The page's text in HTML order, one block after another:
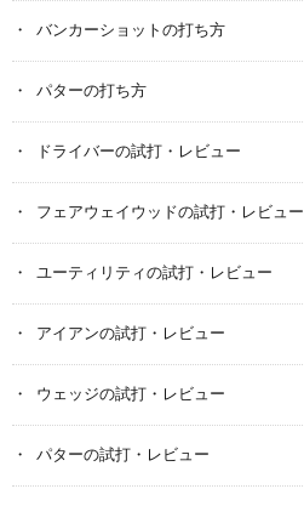
バンカーショットの打ち方
パターの打ち方
ドライバーの試打・レビュー
フェアウェイウッドの試打・レビュー
ユーティリティの試打・レビュー
アイアンの試打・レビュー
ウェッジの試打・レビュー
パターの試打・レビュー